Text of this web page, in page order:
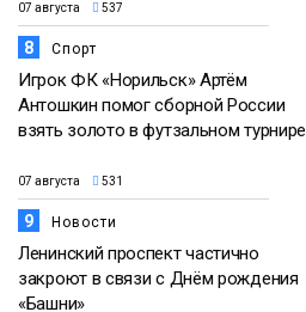
07 августа 537
8 Спорт
Игрок ФК «Норильск» Артём
Антошкин помог сборной России
взять золото в футзальном турнире
07 августа 531
9 Новости
Ленинский проспект частично
закроют в связи с Днём рождения
«Башни»